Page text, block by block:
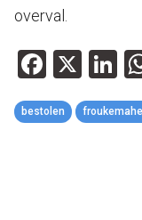
overval.
X
bestolen